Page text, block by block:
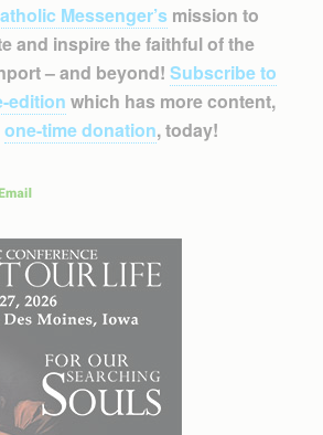
Messenger’smission to
and inspire the faithful of the
– and beyond! Subscribe to
edition which has more content,
one-time donation, today!